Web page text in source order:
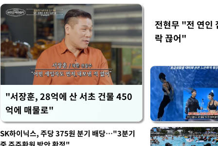
"서장훈, 28억에 산 서초 건물 450
억에 매물로"
전현무 "전 연인
락 끊어"
SK하이닉스, 주당 375원 분기 배당…"3분기